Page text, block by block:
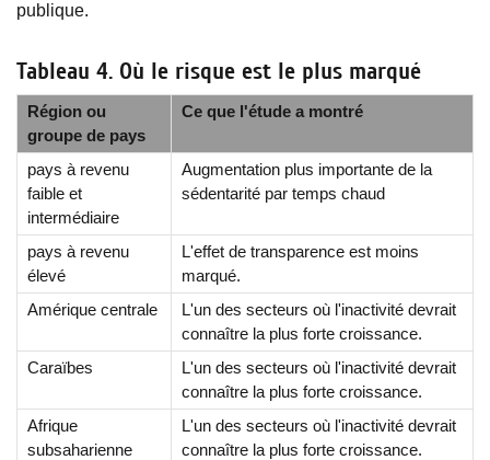
publique.
Tableau 4. Où le risque est le plus marqué
Région ou
groupe de pays
Ce que l'étude a montré
pays à revenu
faible et
intermédiaire
Augmentation plus importante de la
sédentarité par temps chaud
pays à revenu
élevé
L'effet de transparence est moins
marqué.
Amérique centrale
L'un des secteurs où l'inactivité devrait
connaître la plus forte croissance.
Caraïbes
L'un des secteurs où l'inactivité devrait
connaître la plus forte croissance.
Afrique
subsaharienne
L'un des secteurs où l'inactivité devrait
connaître la plus forte croissance.